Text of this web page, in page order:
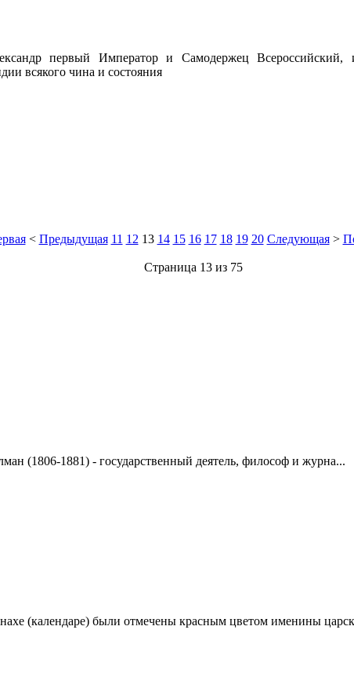
первый Император и Самодержец
всякого чина и состояния
< Предыдущая 11 12 13 14 15 16 17 18 19 20 Следующая>
Страница 13 из 75
(1806-1881) - государственный деятель, философ и журна...
(календаре) были отмечены красным цветом именины